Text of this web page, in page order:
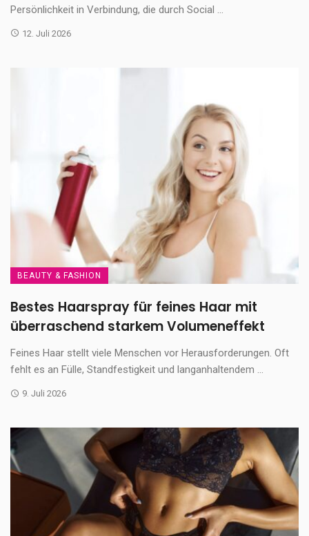
Persönlichkeit in Verbindung, die durch Social ...
12. Juli 2026
BEAUTY & FASHION
Bestes Haarspray für feines Haar mit
überraschend starkem Volumeneffekt
Feines Haar stellt viele Menschen vor Herausforderungen. Oft
fehlt es an Fülle, Standfestigkeit und langanhaltendem ...
9. Juli 2026